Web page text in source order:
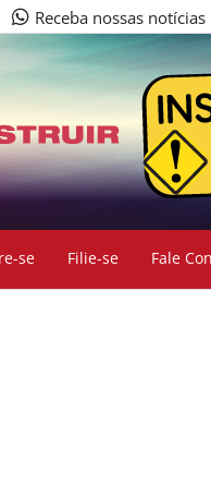
Receba nossas notícias
se Filie-se Fale